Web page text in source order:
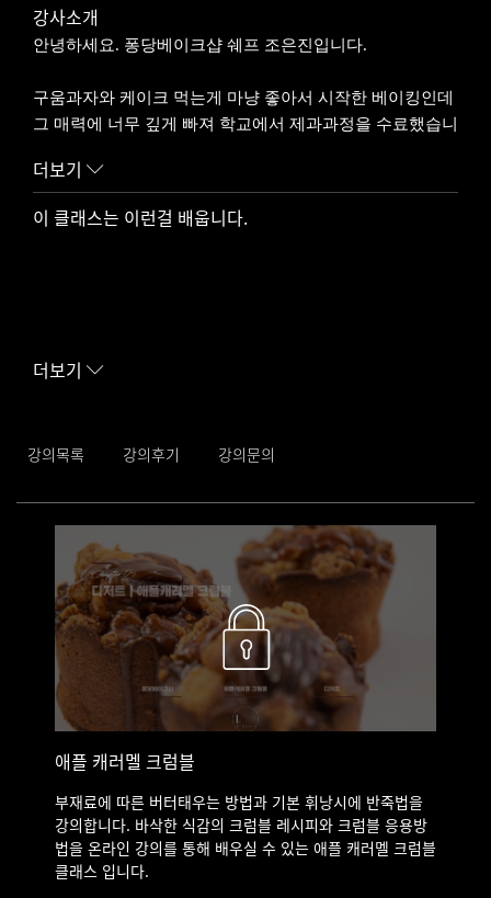
강사소개
안녕하세요. 퐁당베이크샵 쉐프 조은진입니다.
구움과자와 케이크 먹는게 마냥 좋아서 시작한 베이킹인데
그 매력에 너무 깊게 빠져 학교에서 제과과정을 수료했습니
지금은 평택 용이동에서 쉽고 맛있는 레시피와 취미로 베이
수업으로 많은 관심을 받고 있습니다
2021 퐁당베이크샵 운영
더보기
이 클래스는 이런걸 배웁니다.
부재료에 따른 버터태우는 방법과 기본 휘낭시에 반죽법을 강의합
니다. 바삭한 식감의 크럼블 레시피와 크럼블 응용방법을 온라인
강의를 통해 배우실 수 있는 애플 캐러멜 크럼블 클래스 입니다.
제품에 사용된 리큐르 - 디종칼바도스
더보기
강의목록 강의후기 강의문의
애플 캐러멜 크럼블
부재료에 따른 버터태우는 방법과 기본 휘낭시에 반죽법을
강의합니다. 바삭한 식감의 크럼블 레시피와 크럼블 응용방
법을 온라인 강의를 통해 배우실 수 있는 애플 캐러멜 크럼블
클래스 입니다.